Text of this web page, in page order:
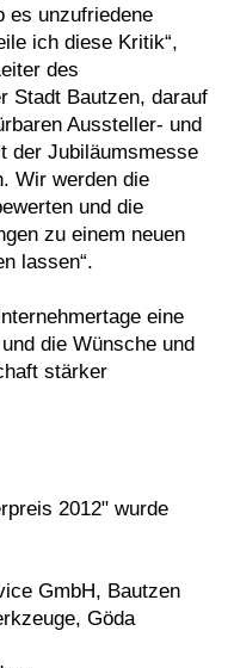
es unzufriedene
ich diese Kritik“,
des
Stadt Bautzen, darauf
Aussteller- und
der Jubiläumsmesse
Wir werden die
und die
zu einem neuen
lassen“.
eine
die Wünsche und
stärker
2012" wurde
GmbH, Bautzen
Göda